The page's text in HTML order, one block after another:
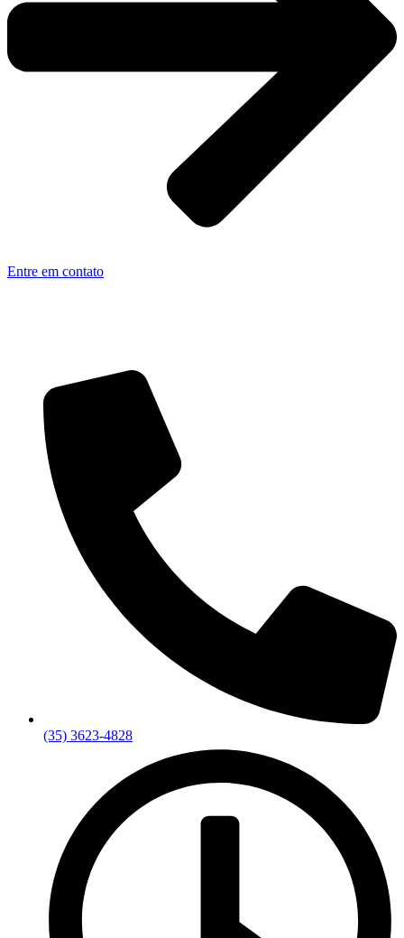
Entre em contato
(35) 3623-4828